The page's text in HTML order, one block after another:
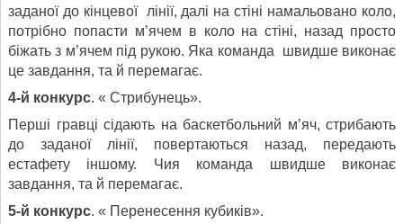
заданої до кінцевої лінії, далі на стіні намальовано коло,
потрібно попасти м’ячем в коло на стіні, назад просто
біжать з м’ячем під рукою. Яка команда швидше виконає
це завдання, та й перемагає.
4-й конкурс. « Стрибунець».
Перші гравці сідають на баскетбольний м’яч, стрибають
до заданої лінії, повертаються назад, передають
естафету іншому. Чия команда швидше виконає
завдання, та й перемагає.
5-й конкурс. « Перенесення кубиків».